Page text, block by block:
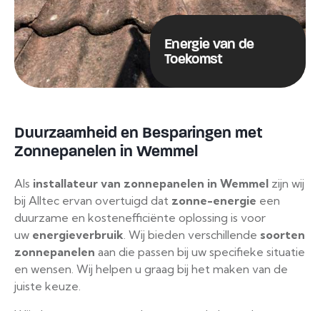
Energie van de
Toekomst
Duurzaamheid en Besparingen met
Zonnepanelen in Wemmel
Als installateur van zonnepanelen in Wemmel zijn wij
bij Alltec ervan overtuigd dat zonne-energie een
duurzame en kostenefficiënte oplossing is voor
uw energieverbruik . Wij bieden verschillende soorten
zonnepanelen aan die passen bij uw specifieke situatie
en wensen. Wij helpen u graag bij het maken van de
juiste keuze.